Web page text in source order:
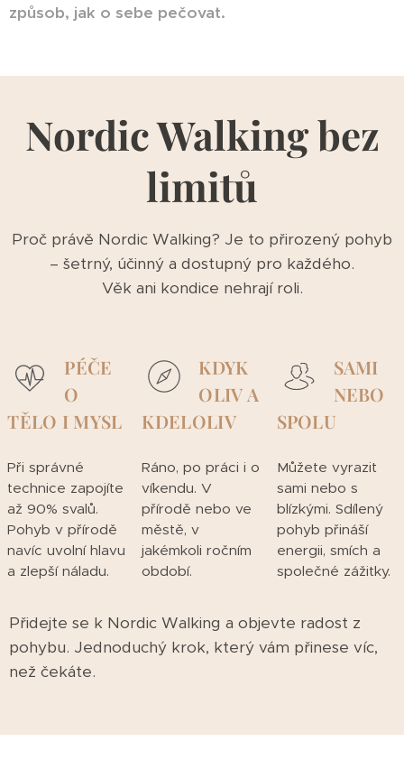
způsob, jak o sebe pečovat.
Nordic Walking bez
limitů
Proč právě Nordic Walking? Je to přirozený pohyb
– šetrný, účinný a dostupný pro každého.
Věk ani kondice nehrají roli.
PÉČE
O
TĚLO I MYSL
Při správné
technice zapojíte
až 90% svalů.
Pohyb v přírodě
navíc uvolní hlavu
a zlepší náladu.
KDYK
OLIV A
KDELOLIV
Ráno, po práci i o
víkendu. V
přírodě nebo ve
městě, v
jakémkoli ročním
období.
SAMI
NEBO
SPOLU
Můžete vyrazit
sami nebo s
blízkými. Sdílený
pohyb přináší
energii, smích a
společné zážitky.
Přidejte se k Nordic Walking a objevte radost z
pohybu. Jednoduchý krok, který vám přinese víc,
než čekáte.